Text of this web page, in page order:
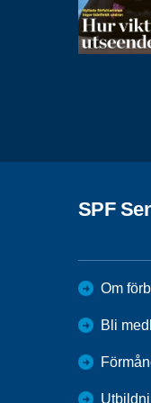
SPF
Om
Bli